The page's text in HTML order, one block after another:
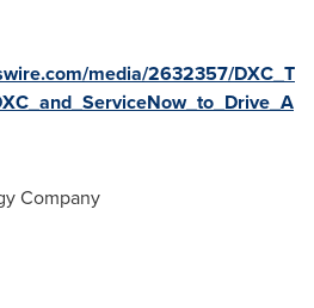
media/2632357/DXC_T
Company